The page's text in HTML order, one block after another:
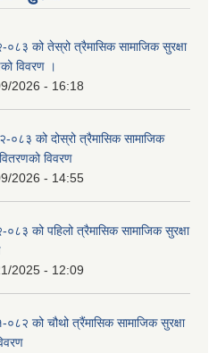
को तेस्रो त्रैमासिक सामाजिक सुरक्षा
विवरण ।
2026 - 16:18
को दोस्रो त्रैमासिक सामाजिक
वितरणको विवरण
2026 - 14:55
को पहिलो त्रैमासिक सामाजिक सुरक्षा
2025 - 12:09
को चौथो त्रैंमासिक सामाजिक सुरक्षा